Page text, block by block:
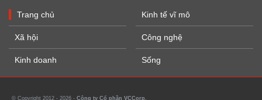
Trang chủ
Xã hội
Kinh doanh
Kinh tế vĩ mô
Công nghệ
Sống
© Copyright 2012 - 2026 - Công ty Cổ phần VCCorp.